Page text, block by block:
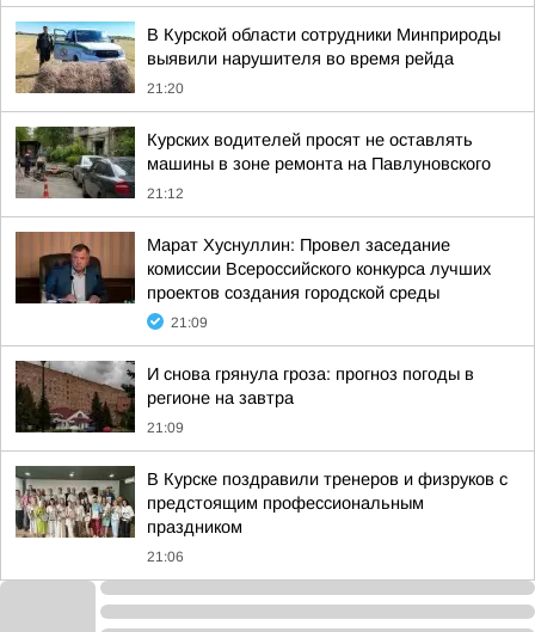
В Курской области сотрудники Минприроды
выявили нарушителя во время рейда
21:20
Курских водителей просят не оставлять
машины в зоне ремонта на Павлуновского
21:12
Марат Хуснуллин: Провел заседание
комиссии Всероссийского конкурса лучших
проектов создания городской среды
21:09
И снова грянула гроза: прогноз погоды в
регионе на завтра
21:09
В Курске поздравили тренеров и физруков с
предстоящим профессиональным
праздником
21:06